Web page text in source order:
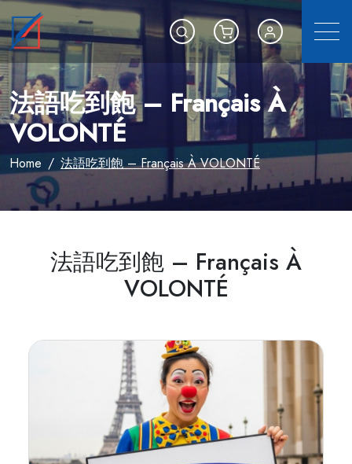
SearchShoping cart會員專區
法語吃到飽 – Français À
VOLONTÉ
Home 法語吃到飽 – Français À VOLONTÉ
法語吃到飽 – Français À
VOLONTÉ